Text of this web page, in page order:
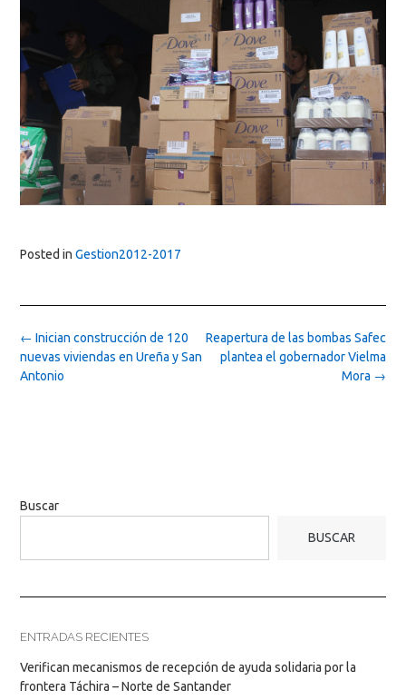
Posted in Gestion2012-2017
Post
navigation
Reapertura de las bombas Safec
plantea el gobernador Vielma
Mora →
← Inician construcción de 120
nuevas viviendas en Ureña y San
Antonio
Buscar
BUSCAR
ENTRADAS RECIENTES
Verifican mecanismos de recepción de ayuda solidaria por la
frontera Táchira – Norte de Santander